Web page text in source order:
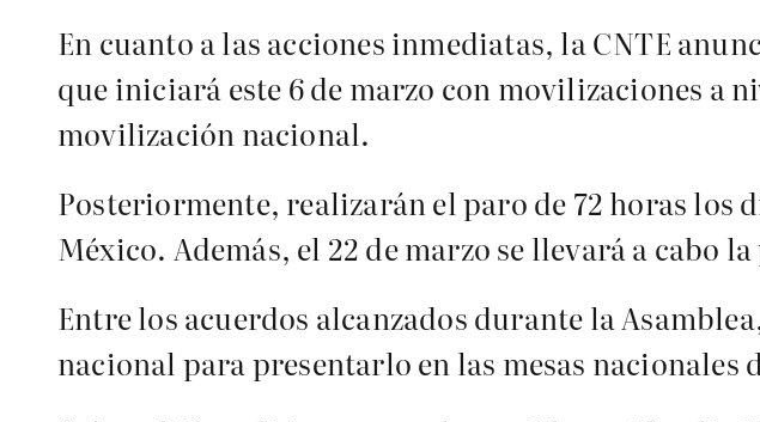
En cuanto a las acciones inmediatas, la CNTE
que iniciará este 6 de marzo con movilizaciones a
movilización nacional.
Posteriormente, realizarán el paro de 72 horas los
México. Además, el 22 de marzo se llevará a cabo
Entre los acuerdos alcanzados durante la
nacional para presentarlo en las mesas nacionales